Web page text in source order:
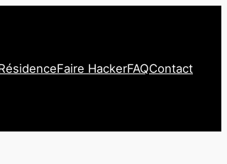
Faire HackerFAQContact